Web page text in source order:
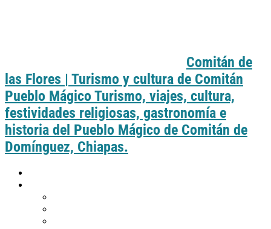
Comitán de
las Flores | Turismo y cultura de Comitán
Pueblo Mágico Turismo, viajes, cultura,
festividades religiosas, gastronomía e
historia del Pueblo Mágico de Comitán de
Domínguez, Chiapas.